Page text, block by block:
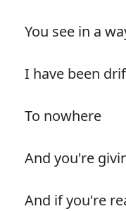
You see in a
I have been
To nowhere
And you're
And if you're